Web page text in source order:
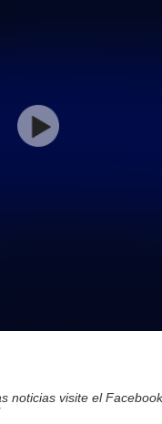
noticias visite el